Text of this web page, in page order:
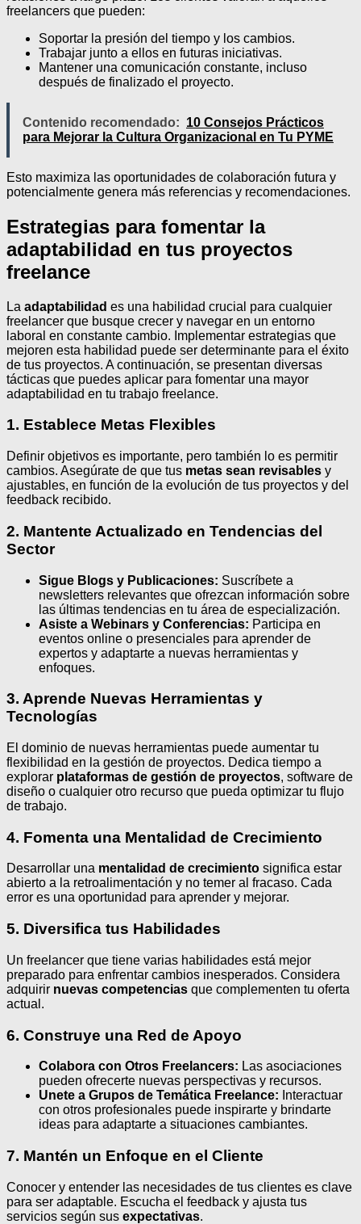
freelancers que pueden:
Soportar la presión del tiempo y los cambios.
Trabajar junto a ellos en futuras iniciativas.
Mantener una comunicación constante, incluso
después de finalizado el proyecto.
Contenido recomendado: 10 Consejos Prácticos
para Mejorar la Cultura Organizacional en Tu PYME
Esto maximiza las oportunidades de colaboración futura y
potencialmente genera más referencias y recomendaciones.
Estrategias para fomentar la
adaptabilidad en tus proyectos
freelance
La adaptabilidad es una habilidad crucial para cualquier
freelancer que busque crecer y navegar en un entorno
laboral en constante cambio. Implementar estrategias que
mejoren esta habilidad puede ser determinante para el éxito
de tus proyectos. A continuación, se presentan diversas
tácticas que puedes aplicar para fomentar una mayor
adaptabilidad en tu trabajo freelance.
1. Establece Metas Flexibles
Definir objetivos es importante, pero también lo es permitir
cambios. Asegúrate de que tus metas sean revisables y
ajustables, en función de la evolución de tus proyectos y del
feedback recibido.
2. Mantente Actualizado en Tendencias del
Sector
Sigue Blogs y Publicaciones: Suscríbete a
newsletters relevantes que ofrezcan información sobre
las últimas tendencias en tu área de especialización.
Asiste a Webinars y Conferencias: Participa en
eventos online o presenciales para aprender de
expertos y adaptarte a nuevas herramientas y
enfoques.
3. Aprende Nuevas Herramientas y
Tecnologías
El dominio de nuevas herramientas puede aumentar tu
flexibilidad en la gestión de proyectos. Dedica tiempo a
explorar plataformas de gestión de proyectos, software de
diseño o cualquier otro recurso que pueda optimizar tu flujo
de trabajo.
4. Fomenta una Mentalidad de Crecimiento
Desarrollar una mentalidad de crecimiento significa estar
abierto a la retroalimentación y no temer al fracaso. Cada
error es una oportunidad para aprender y mejorar.
5. Diversifica tus Habilidades
Un freelancer que tiene varias habilidades está mejor
preparado para enfrentar cambios inesperados. Considera
adquirir nuevas competencias que complementen tu oferta
actual.
6. Construye una Red de Apoyo
Colabora con Otros Freelancers: Las asociaciones
pueden ofrecerte nuevas perspectivas y recursos.
Unete a Grupos de Temática Freelance: Interactuar
con otros profesionales puede inspirarte y brindarte
ideas para adaptarte a situaciones cambiantes.
7. Mantén un Enfoque en el Cliente
Conocer y entender las necesidades de tus clientes es clave
para ser adaptable. Escucha el feedback y ajusta tus
servicios según sus expectativas.